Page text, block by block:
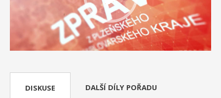
DISKUSE DALŠÍ DÍLY POŘADU